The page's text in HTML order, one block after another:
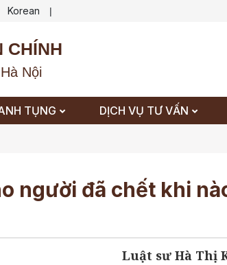
Korean |
CHÍNH
Nội
TỤNG DỊCH VỤ TƯ VẤN
người đã chết khi
Luật sư Hà Thị